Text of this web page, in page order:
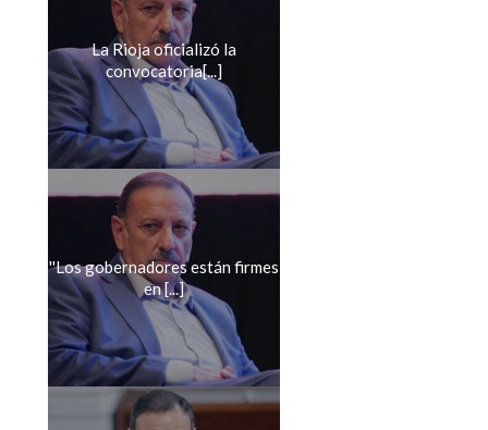
La Rioja oficializó la
convocatoria[...]
''Los gobernadores están firmes
en [...]